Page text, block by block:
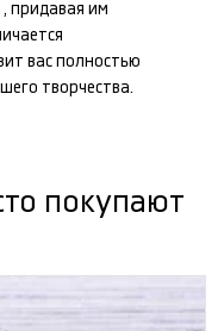
, придавая им
вас полностью
творчества.
покупают